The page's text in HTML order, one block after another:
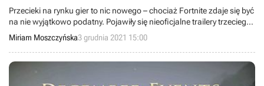
Przecieki na rynku gier to nic nowego – chociaż Fortnite zdaje się być
na nie wyjątkowo podatny. Pojawiły się nieoficjalne trailery trzeciego
rozdziału gry.
Miriam Moszczyńska3 grudnia 2021 15:00